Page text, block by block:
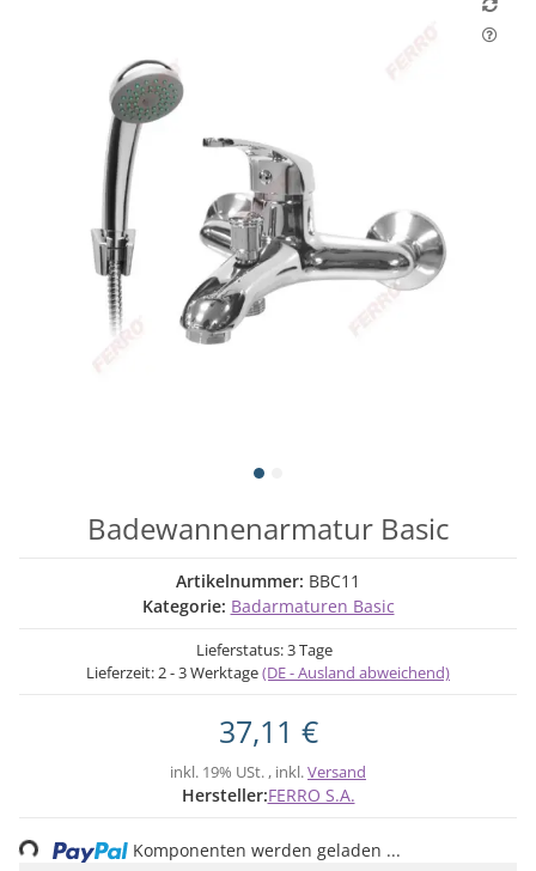
Badewannenarmatur Basic
Artikelnummer: BBC11
Kategorie: Badarmaturen Basic
Lieferstatus: 3 Tage
Lieferzeit:2 - 3 Werktage(DE - Ausland abweichend)
37,11 €
inkl. 19% USt. , inkl.Versand
Hersteller:FERRO S.A.
Komponenten werden geladen ...